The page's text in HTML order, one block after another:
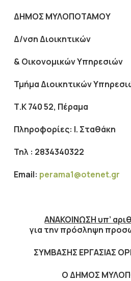
ΔΗΜΟΣ ΜΥΛΟΠΟΤΑΜΟΥ
Δ/νση Διοικητικών
& Οικονομικών Υπηρεσιών
Τμήμα Διοικητικών
Τ.Κ 740 52, Πέραμα
Πληροφορίες: Ι. Σταθάκη
Τηλ : 2834340322
Εmail: perama1@otenet.gr
ΑΝΑΚΟΙΝΩΣΗ υπ’
για την πρόσληψη
ΣΥΜΒΑΣΗΣ ΕΡΓΑΣΙΑΣ
Ο ΔΗΜΟΣ